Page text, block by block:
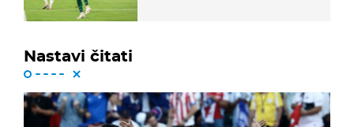
Nastavi čitati